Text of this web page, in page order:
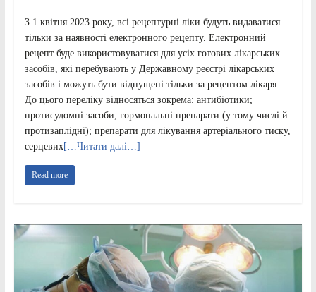
З 1 квітня 2023 року, всі рецептурні ліки будуть видаватися
тільки за наявності електронного рецепту. Електронний
рецепт буде використовуватися для усіх готових лікарських
засобів, які перебувають у Державному реєстрі лікарських
засобів і можуть бути відпущені тільки за рецептом лікаря.
До цього переліку відносяться зокрема: антибіотики;
протисудомні засоби; гормональні препарати (у тому числі й
протизаплідні); препарати для лікування артеріального тиску,
серцевих[…Читати далі…]
Read more